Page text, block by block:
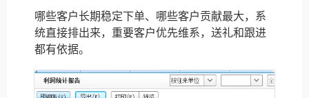
哪些客户长期稳定下单、哪些客户贡献最大，系
统直接排出来，重要客户优先维系，送礼和跟进
都有依据。